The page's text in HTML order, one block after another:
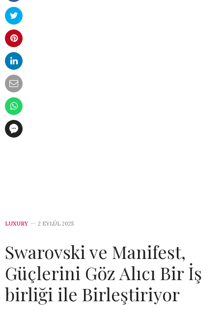
LUXURY 2 EYLÜL 2025
Swarovski ve Manifest,
Güçlerini Göz Alıcı Bir İş
birliği ile Birleştiriyor